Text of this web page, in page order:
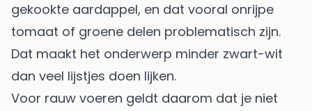
gekookte aardappel, en dat vooral onrijpe
tomaat of groene delen problematisch zijn.
Dat maakt het onderwerp minder zwart-wit
dan veel lijstjes doen lijken.
Voor rauw voeren geldt daarom dat je niet